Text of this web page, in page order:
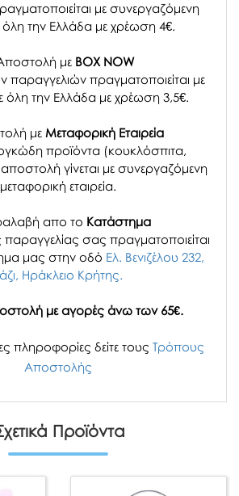
με συνεργαζόμενη
την Ελλάδα με χρέωση 4€.
μεBOX NOW
πραγματοποιείται με
όλη την Ελλάδα με χρέωση 3,5€.
μεΜεταφορική Εταιρεία
προϊόντα (κουκλόσπιτα,
γίνεται με συνεργαζόμενη
μεταφορική εταιρεία.
απο το Κατάστημα
παραγγελίας σας πραγματοποιείται
μας στην οδό Ελ. Βενιζέλου 232,
Ηράκλειο Κρήτης.
με αγορές άνω των 65€.
πληροφορίες δείτε τους Τρόπους
Αποστολής
Προϊόντα